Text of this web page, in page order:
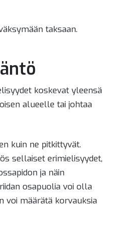
taksaan.
koskevat yleensä
alueelle tai johtaa
kuin ne pitkittyvät.
sellaiset erimielisyydet,
ja näin
osapuolia voi olla
voi määrätä korvauksia